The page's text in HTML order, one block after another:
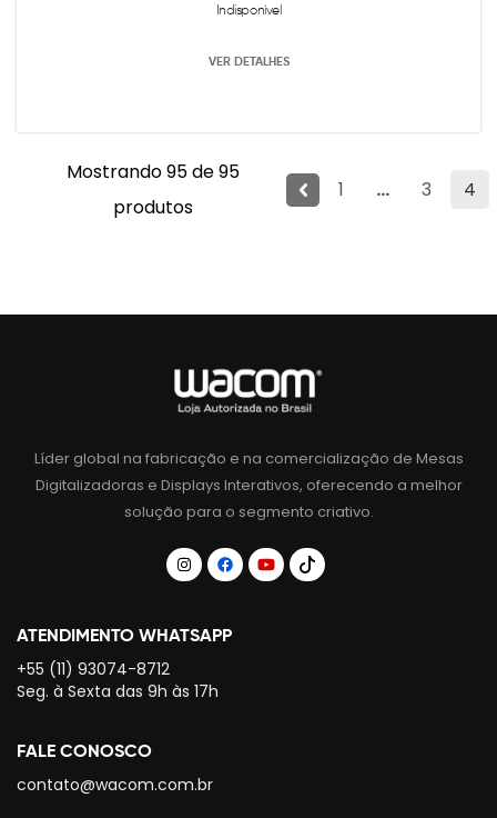
Indisponível
VER DETALHES
1 ... 3 4
Mostrando 95 de 95
produtos
Líder global na fabricação e na comercialização de Mesas
Digitalizadoras e Displays Interativos, oferecendo a melhor
solução para o segmento criativo.
ATENDIMENTO WHATSAPP
+55 (11) 93074-8712
Seg. à Sexta das 9h às 17h
FALE CONOSCO
contato@wacom.com.br